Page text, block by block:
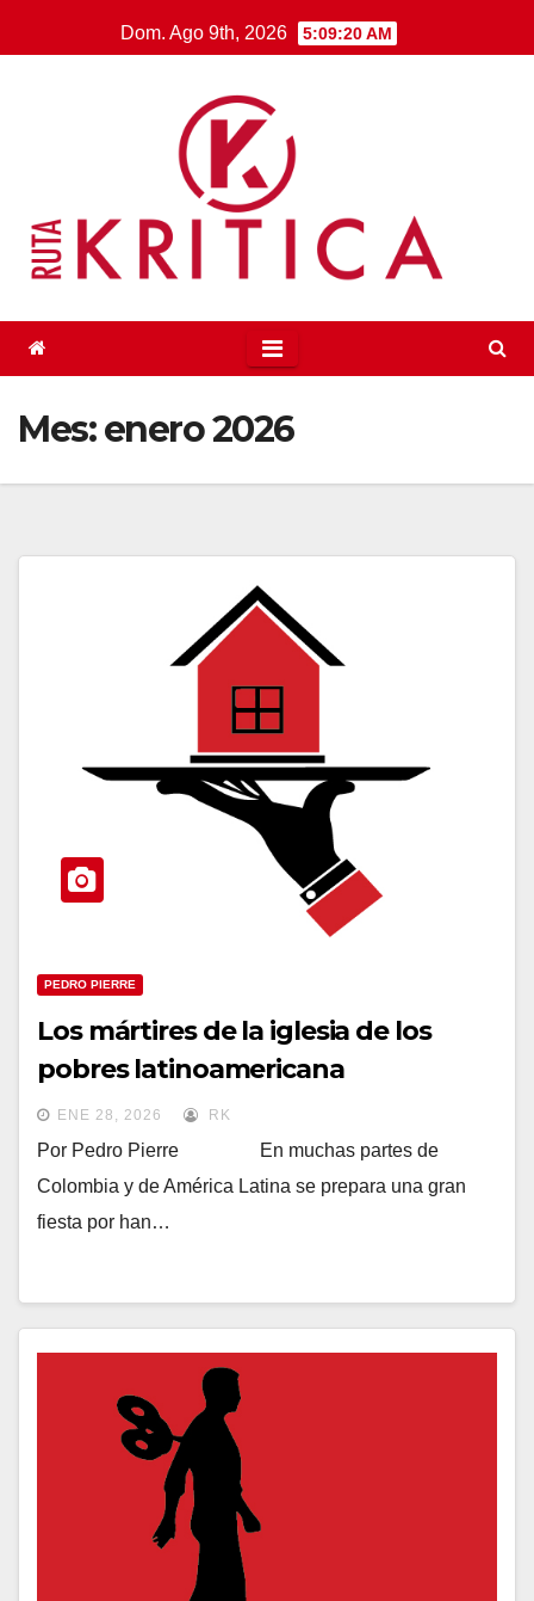
al
Dom. Ago 9th, 2026 5:09:21 AM
Mes:enero 2026
PEDRO PIERRE
Los mártires de la iglesia de los
pobres latinoamericana
ENE 28, 2026 RK
Por Pedro Pierre En muchas partes de
Colombia y de América Latina se prepara una gran
fiesta por han…